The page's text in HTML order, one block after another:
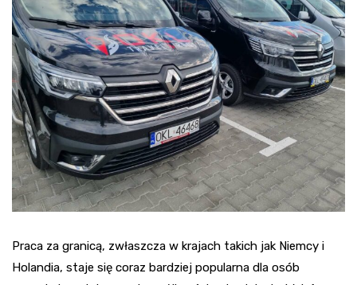
Praca za granicą, zwłaszcza w krajach takich jak Niemcy i
Holandia, staje się coraz bardziej popularna dla osób